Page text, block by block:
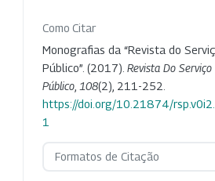
Como Citar
Monografias da “Revista do
Público”. (2017). Revista Do Serviço
Público 108(2), 211-252.
https://doi.org/10.21874/
1
Formatos de Citação